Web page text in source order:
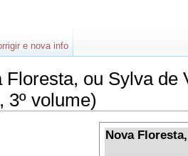
Floresta, ou Sylva de
3º volume)
Nova
e nova info